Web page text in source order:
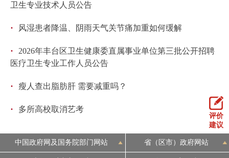
卫生专业技术人员公告
· 风湿患者降温、阴雨天气关节痛加重如何缓解
·
2026年丰台区卫生健康委直属事业单位第三批公开招聘
医疗卫生专业工作人员公告
· 瘦人查出脂肪肝 需要减重吗？
· 多所高校取消艺考
评价
建议
中国政府网及国务院部门网站 省（区市）政府网站